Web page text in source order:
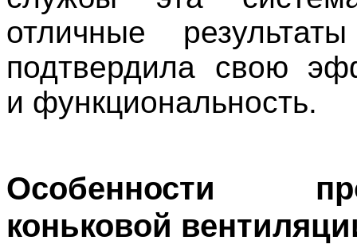
отличные
подтвердила свою
и функциональность.
Особенности
коньковой